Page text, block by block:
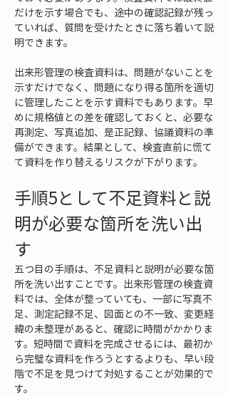
だけを示す場合でも、途中の確認記録が残っ
ていれば、質問を受けたときに落ち着いて説
明できます。
出来形管理の検査資料は、問題がないことを
示すだけでなく、問題になり得る箇所を適切
に管理したことを示す資料でもあります。早
めに規格値との差を確認しておくと、必要な
再測定、写真追加、是正記録、協議資料の準
備ができます。結果として、検査直前に慌て
て資料を作り替えるリスクが下がります。
手順5として不足資料と説
明が必要な箇所を洗い出
す
五つ目の手順は、不足資料と説明が必要な箇
所を洗い出すことです。出来形管理の検査資
料では、全体が整っていても、一部に写真不
足、測定記録不足、図面との不一致、変更経
緯の未整理があると、確認に時間がかかりま
す。短時間で資料を完成させるには、最初か
ら完璧な資料を作ろうとするよりも、早い段
階で不足を見つけて対処することが効果的で
す。